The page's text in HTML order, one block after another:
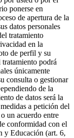
ponerse en
de apertura de la
datos personales
tratamiento
en la
de perfil y su
podrá
únicamente
consulta o gestionar
de la
de datos será la
a petición del
un acuerdo entre
conformidad con el
y Educación (art. 6,